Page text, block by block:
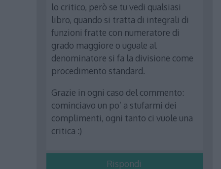
lo critico, però se tu vedi qualsiasi
libro, quando si tratta di integrali di
funzioni fratte con numeratore di
grado maggiore o uguale al
denominatore si fa la divisione come
procedimento standard.
Grazie in ogni caso del commento:
cominciavo un po’ a stufarmi dei
complimenti, ogni tanto ci vuole una
critica :)
Rispondi